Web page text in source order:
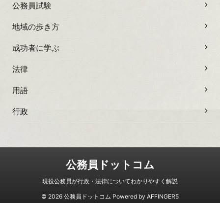
公務員試験
地域の歩き方
成功者に学ぶ
法律
用語
行政
公務員ドットコム
現役公務員が行政・法律についてわかりやすく解説
© 2026 公務員ドットコム Powered by AFFINGER5